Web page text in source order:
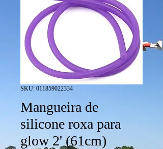
SKU: 011859022334
Mangueira de
silicone roxa para
glow 2' (61cm)